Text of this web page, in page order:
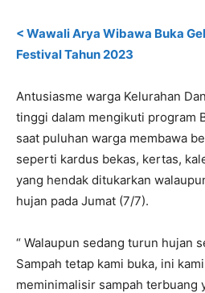
< Wawali Arya Wibawa Buka
Festival Tahun 2023
Antusiasme warga Kelurahan
tinggi dalam mengikuti program
saat puluhan warga membawa
seperti kardus bekas, kertas,
yang hendak ditukarkan
hujan pada Jumat (7/7).
“ Walaupun sedang turun hujan
Sampah tetap kami buka, ini
meminimalisir sampah terbuang